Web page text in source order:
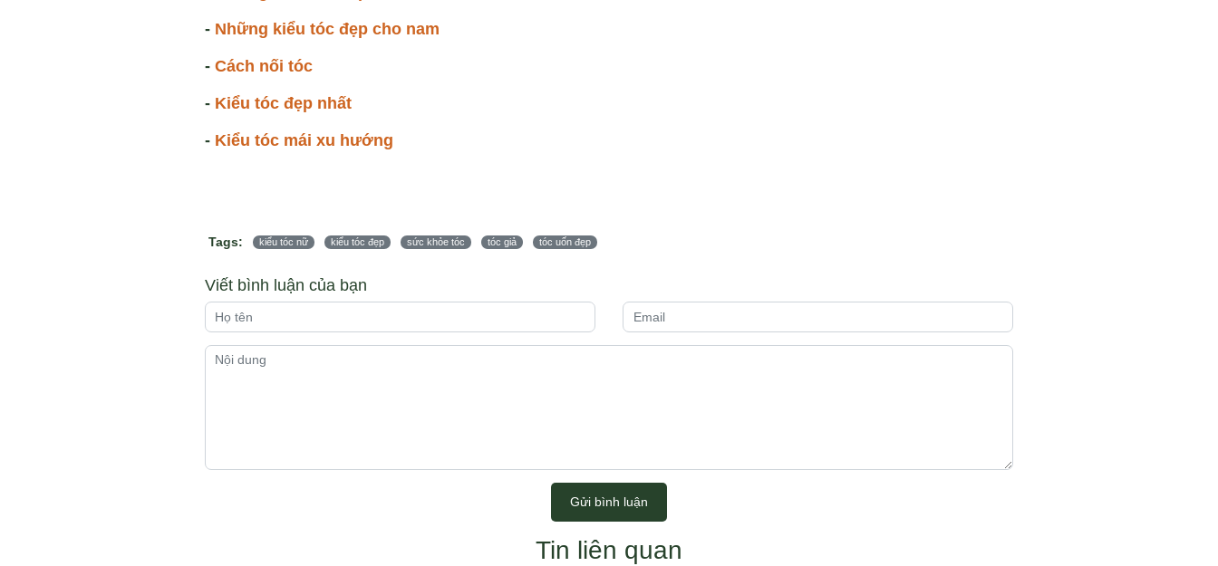
-Những kiểu tóc đẹp cho nam
- Cách nối tóc
- Kiểu tóc đẹp nhất
- Kiểu tóc mái xu hướng
Tags: kiểu tóc nữ kiểu tóc đẹp sức khỏe tóc tóc giả tóc uốn đẹp
Viết bình luận của bạn
Gửi bình luận
Tin liên quan